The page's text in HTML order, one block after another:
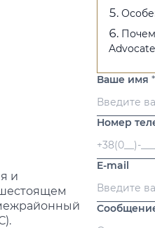
и
Ваше имя *
Номер
E-mail